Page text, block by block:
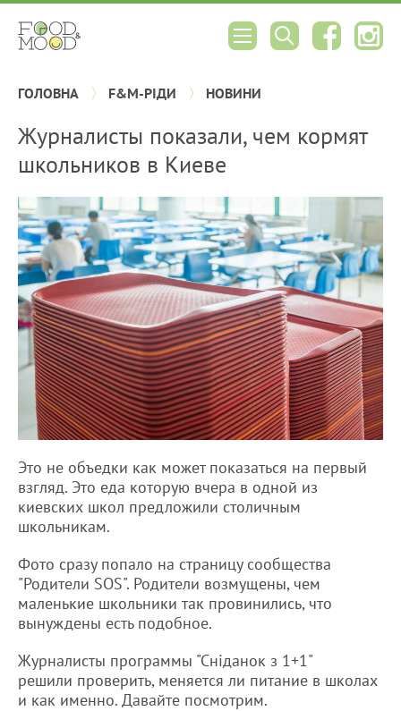
ГОЛОВНА F&M-РІДИ НОВИНИ
Журналисты показали, чем кормят
школьников в Киеве
Это не объедки как может показаться на первый
взгляд. Это еда которую вчера в одной из
киевских школ предложили столичным
школьникам.
Фото сразу попало на страницу сообщества
"Родители SOS". Родители возмущены, чем
маленькие школьники так провинились, что
вынуждены есть подобное.
Журналисты программы "Сніданок з 1+1"
решили проверить, меняется ли питание в школах
и как именно. Давайте посмотрим.